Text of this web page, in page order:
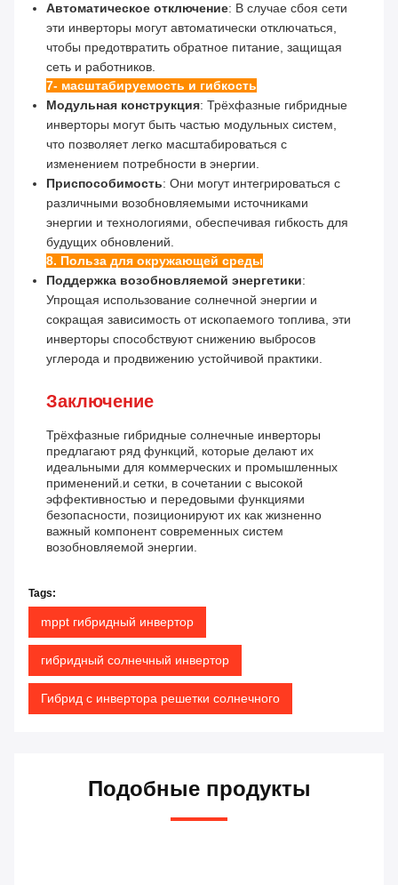
Автоматическое отключение: В случае сбоя сети
эти инверторы могут автоматически отключаться,
чтобы предотвратить обратное питание, защищая
сеть и работников.
7- масштабируемость и гибкость
Модульная конструкция: Трёхфазные гибридные
инверторы могут быть частью модульных систем,
что позволяет легко масштабироваться с
изменением потребности в энергии.
Приспособимость: Они могут интегрироваться с
различными возобновляемыми источниками
энергии и технологиями, обеспечивая гибкость для
будущих обновлений.
8. Польза для окружающей среды
Поддержка возобновляемой энергетики:
Упрощая использование солнечной энергии и
сокращая зависимость от ископаемого топлива, эти
инверторы способствуют снижению выбросов
углерода и продвижению устойчивой практики.
Заключение
Трёхфазные гибридные солнечные инверторы
предлагают ряд функций, которые делают их
идеальными для коммерческих и промышленных
применений.и сетки, в сочетании с высокой
эффективностью и передовыми функциями
безопасности, позиционируют их как жизненно
важный компонент современных систем
возобновляемой энергии.
Tags:
mppt гибридный инвертор
гибридный солнечный инвертор
Гибрид с инвертора решетки солнечного
Подобные продукты